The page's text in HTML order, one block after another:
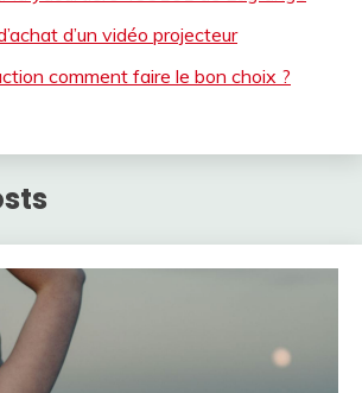
d’un vidéo projecteur
comment faire le bon choix ?